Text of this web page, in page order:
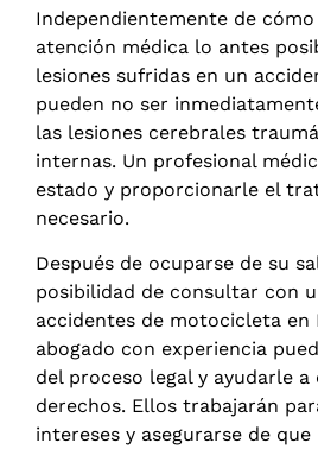
Independientemente de
atención médica lo antes
lesiones sufridas en un
pueden no ser
las lesiones cerebrales
internas. Un profesional
estado y proporcionarle el
necesario.
Después de ocuparse de su
posibilidad de consultar con
accidentes de motocicleta en
abogado con experiencia
del proceso legal y ayudarle a
derechos. Ellos trabajarán
intereses y asegurarse de